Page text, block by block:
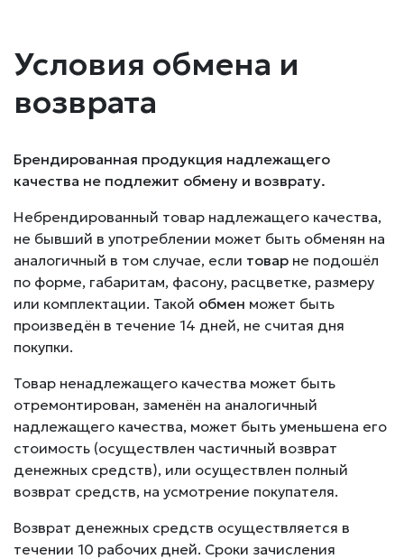
Условия обмена и
возврата
Брендированная продукция надлежащего
качества не подлежит обмену и возврату.
Небрендированный товар надлежащего качества,
не бывший в употреблении может быть обменян на
аналогичный в том случае, если товар не подошёл
по форме, габаритам, фасону, расцветке, размеру
или комплектации. Такой обмен может быть
произведён в течение 14 дней, не считая дня
покупки.
Товар ненадлежащего качества может быть
отремонтирован, заменён на аналогичный
надлежащего качества, может быть уменьшена его
стоимость (осуществлен частичный возврат
денежных средств), или осуществлен полный
возврат средств, на усмотрение покупателя.
Возврат денежных средств осуществляется в
течении 10 рабочих дней. Сроки зачисления